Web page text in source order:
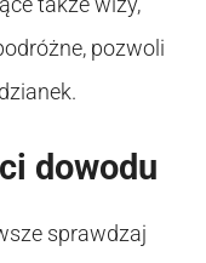
pozwoli
dowodu
sprawdzaj